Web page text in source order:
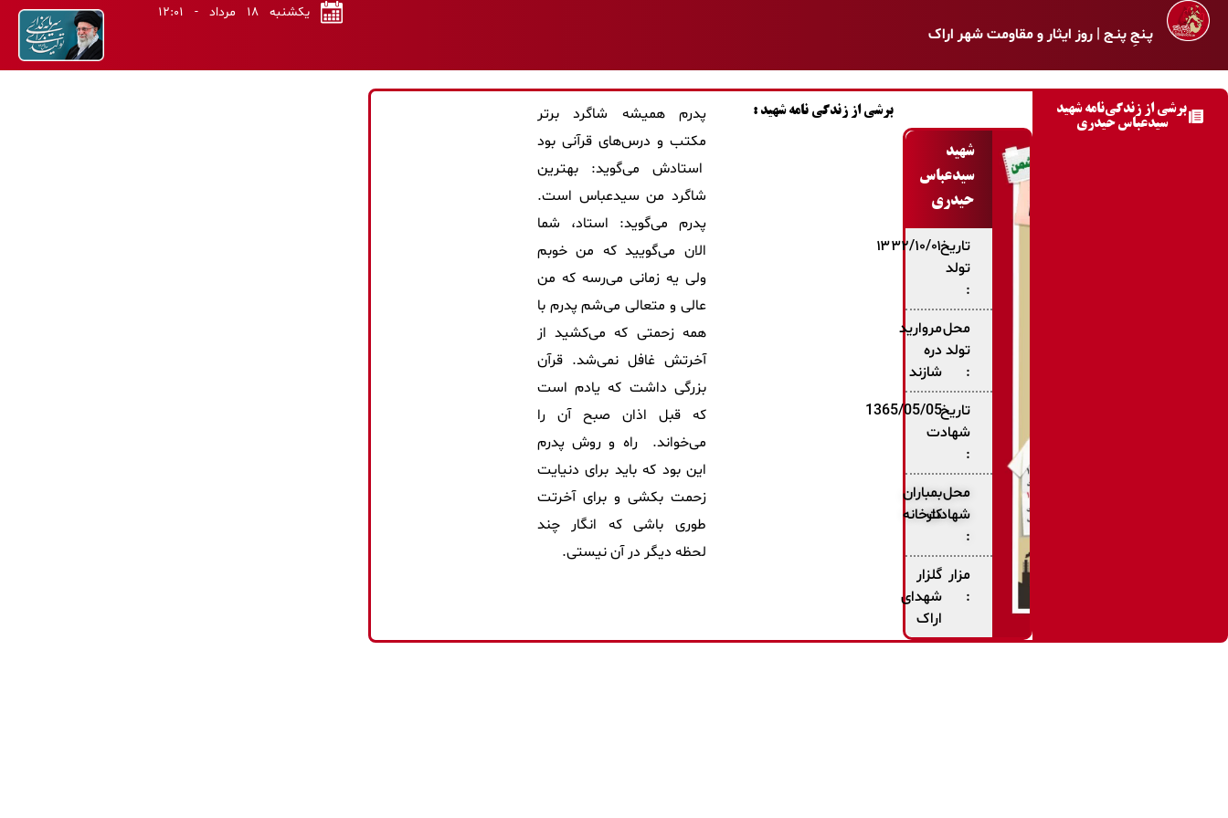
پـنجِ پنـج | روز ایثار و مقاومت شهر اراک
یکشنبه ۱۸ مرداد - ۱۲:۰۱
برشی از زندگی‌نامه شهید
سیدعباس حیدری
شهید
سیدعباس
حیدری
تاریخ
تولد
:
۱۳۳۲/۱۰/۰۱
محل
تولد
:
مروارید
دره
شازند
تاریخ
شهادت
:
1365/05/05
محل
شهادت
:
بمباران
کارخانه
مزار
:
گلزار
شهدای
اراک
برشی از زندگی نامه شهید :
پدرم همیشه شاگرد برتر
مکتب و درس‌های قرآنی بود
استادش می‌گوید: بهترین
شاگرد من سیدعباس است.
پدرم می‌گوید: استاد، شما
الان می‌گویید که من خوبم
ولی یه زمانی می‌رسه که من
عالی و متعالی می‌شم پدرم با
همه زحمتی که می‌کشید از
آخرتش غافل نمی‌شد. قرآن
بزرگی داشت که یادم است
که قبل اذان صبح آن را
می‌خواند. راه و روش پدرم
این بود که باید برای دنیایت
زحمت بکشی و برای آخرتت
طوری باشی که انگار چند
لحظه دیگر در آن نیستی.